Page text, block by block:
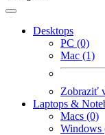
Desktops
PC (0)
Mac (1)
Zobraziť
Laptops &
Macs (0)
Windows